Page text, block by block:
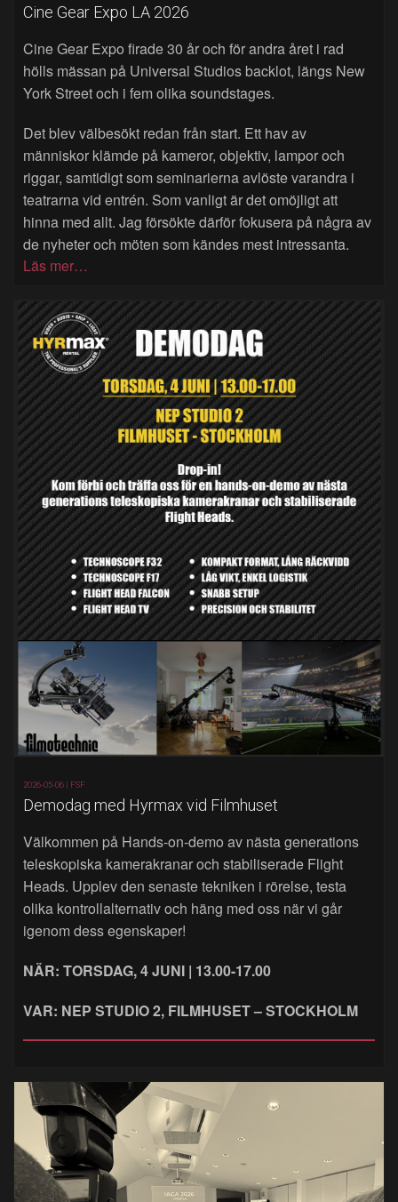
Cine Gear Expo LA 2026
Cine Gear Expo firade 30 år och för andra året i rad
hölls mässan på Universal Studios backlot, längs New
York Street och i fem olika soundstages.
Det blev välbesökt redan från start. Ett hav av
människor klämde på kameror, objektiv, lampor och
riggar, samtidigt som seminarierna avlöste varandra i
teatrarna vid entrén. Som vanligt är det omöjligt att
hinna med allt. Jag försökte därför fokusera på några av
de nyheter och möten som kändes mest intressanta.
Läs mer…
2026-05-06 | FSF
Demodag med Hyrmax vid Filmhuset
Välkommen på Hands‑on‑demo av nästa generations
teleskopiska kamerakranar och stabiliserade Flight
Heads. Upplev den senaste tekniken i rörelse, testa
olika kontrollalternativ och häng med oss när vi går
igenom dess egenskaper!
NÄR: TORSDAG, 4 JUNI | 13.00-17.00
VAR: NEP STUDIO 2, FILMHUSET – STOCKHOLM